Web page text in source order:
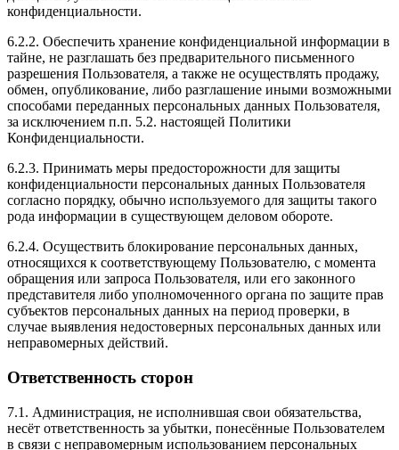
конфиденциальности.
6.2.2. Обеспечить хранение конфиденциальной информации в
тайне, не разглашать без предварительного письменного
разрешения Пользователя, а также не осуществлять продажу,
обмен, опубликование, либо разглашение иными возможными
способами переданных персональных данных Пользователя,
за исключением п.п. 5.2. настоящей Политики
Конфиденциальности.
6.2.3. Принимать меры предосторожности для защиты
конфиденциальности персональных данных Пользователя
согласно порядку, обычно используемого для защиты такого
рода информации в существующем деловом обороте.
6.2.4. Осуществить блокирование персональных данных,
относящихся к соответствующему Пользователю, с момента
обращения или запроса Пользователя, или его законного
представителя либо уполномоченного органа по защите прав
субъектов персональных данных на период проверки, в
случае выявления недостоверных персональных данных или
неправомерных действий.
Ответственность сторон
7.1. Администрация, не исполнившая свои обязательства,
несёт ответственность за убытки, понесённые Пользователем
в связи с неправомерным использованием персональных